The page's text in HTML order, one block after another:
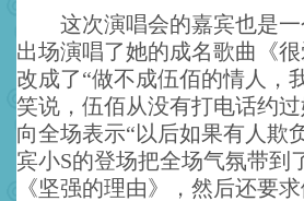
这次演唱会的嘉宾也是一
出场演唱了她的成名歌曲《
改成了“做不成伍佰的情人，
笑说，伍佰从没有打电话约
向全场表示“以后如果有人欺
宾小S的登场把全场气氛带到
《坚强的理由》，然后还要